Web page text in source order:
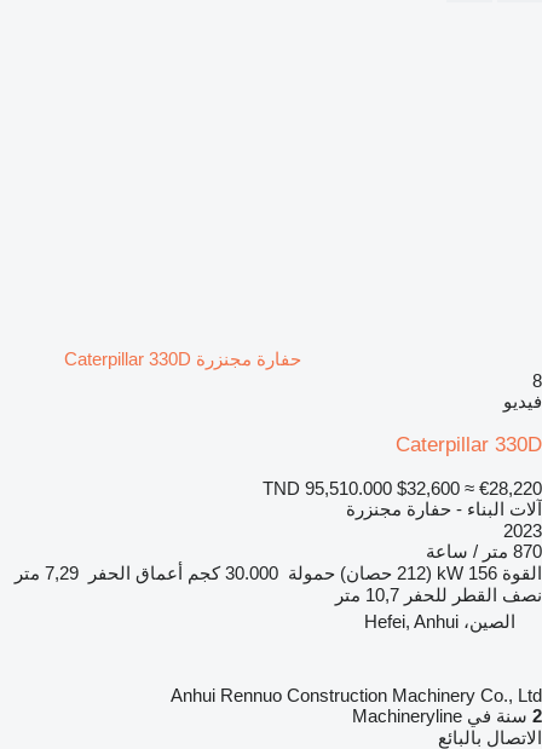
حفارة مجنزرة Caterpillar 330D
8
فيديو
Caterpillar 330D
TND 95,510.000 $32,600 ≈ €28,220
آلات البناء - حفارة مجنزرة
2023
870 متر / ساعة
القوة 156 kW (212 حصان) حمولة 30.000 كجم أعماق الحفر
7,29 متر
نصف القطر للحفر 10,7 متر
الصين، Hefei, Anhui
Anhui Rennuo Construction Machinery Co., Ltd
2 سنة في Machineryline
الاتصال بالبائع